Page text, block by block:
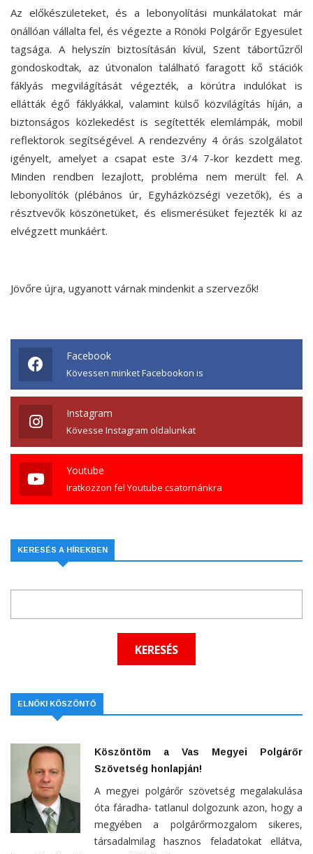
Az előkészületeket, és a lebonyolítási munkálatokat már
önállóan vállalta fel, és végezte a Rönöki Polgárőr Egyesület
tagsága. A helyszín biztosításán kívül, Szent tábortűzről
gondoskodtak, az útvonalon található faragott kő stációk
fáklyás megvilágítását végezték, a körútra indulókat is
ellátták égő fáklyákkal, valamint külső közvilágítás híján, a
biztonságos közlekedést is segítették elemlámpák, mobil
reflektorok segítségével. A rendezvény 4 órás szolgálatot
igényelt, amelyet a csapat este 3/4 7-kor kezdett meg.
Minden rendben lezajlott, probléma nem merült fel. A
lebonyolítók (plébános úr, Egyházközségi vezetők), és a
résztvevők köszönetüket, és elismerésüket fejezték ki az
elvégzett munkáért.
Jövőre újra, ugyanott várnak mindenkit a szervezők!
Facebook
Kövessen minket Facebookon is
Instagram
Kövesse Instagram oldalunkat
Youtube
Iratkozzon fel Youtube csatornánkra
KERESÉS A HÍREKBEN
ELNÖKI KÖSZÖNTŐ
Köszöntöm a Vas Megyei Polgárőr
Szövetség honlapján!
A megyei polgárőr szövetség megalakulása
óta fáradha- tatlanul dolgozunk azon, hogy a
megyében a polgárőrmozgalom sikeres,
társadalmilag hasznos feladatokat ellátva,